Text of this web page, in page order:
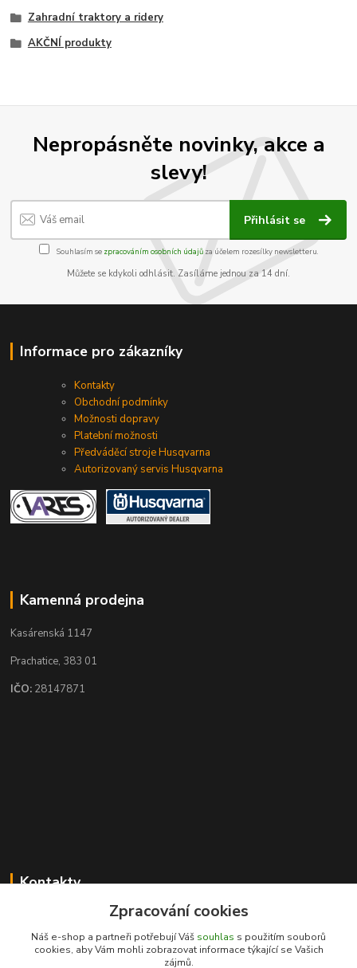
Zahradní traktory a ridery
AKČNÍ produkty
Nepropásněte novinky, akce a
slevy!
Přihlásit se
Souhlasím se zpracováním osobních údajůza účelem rozesílky newsletteru.
Můžete se kdykoli odhlásit. Zasíláme jednou za 14 dní.
Informace pro zákazníky
Kontakty
Obchodní podmínky
Možnosti dopravy
Platební možnosti
Předváděcí stroje Husqvarna
Autorizovaný servis Husqvarna
Kamenná prodejna
Kasárenská 1147
Prachatice, 383 01
IČO: 28147871
Kontakty
Karel Novotný
+420 731 441 901
(Po-Pá 8-17hod, So 8.30-11.30)
Zpracování cookies
Náš e-shop a partneři potřebují Váš souhlas s použitím souborů
cookies, aby Vám mohli zobrazovat informace týkající se Vašich
zájmů.